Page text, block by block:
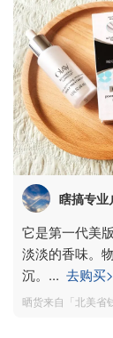
瞎搞专业
它是第一代美
淡淡的香味。
沉。 ... 去购买
晒货来自「北美省